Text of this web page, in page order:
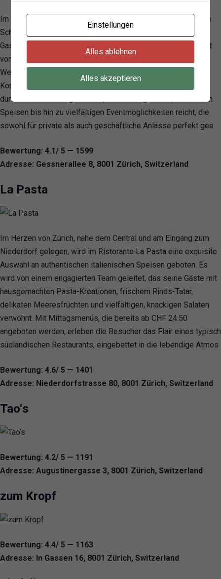
Im Herzen von Zürich, eingebettet zwischen der Sihl und dem
Schanzengraben, wird von der «Riithalle» eine einzigartige
Gastro-Kultur gelebt. Mit ihrem durchgehend warmen Angebot
von Montag bis Samstag und dem wohl schönsten Bier- &
Weingarten der Stadt hebt sich das Lokal deutlich von der
Konkurrenz ab. Die «Riithalle» und ihre Partner zeichnen sich
durch ein breites Angebot aus, das von regionalen, saisonalen
Speisen bis hin zu vielfältigen Eventmöglichkeiten reicht, die
sowohl für private als auch geschäftliche Anlässe perfekt gee
Bewertung: 4.1/ 5 — 1599
Adresse: Gessnerallee 8, 8001 Zürich, Switzerland
La Pasta
Im Herzen von Zürich, nahe dem Central und am Eingang zum
Niederdorf gelegen, wird im Ristorante La Pasta eine exquisite
Auswahl an authentischen italienischen Speisen geboten. Es
wird von einem engagierten Team geleitet, das seine Gäste mit
hausgemachten Pasta-Kreationen, frischem Rinds-Tatar,
delikaten Meeresfrüchten und vielfältigen, knackigen Salaten
verwöhnt. Mit Mittagsmenüs, die bereits ab CHF 24.50
angeboten werden, erleben die Besucher das Flair eines typisch
südländischen Restaurants, eingebettet in die lebendige Atmos
Bewertung: 4.6/ 5 — 1401
Adresse: Niederdorfstrasse 80, 8001 Zürich, Switzerland
Tao‘s
Bewertung: 4.2/ 5 — 1191
Adresse: Augustinergasse 3, 8001 Zürich, Switzerland
zum Kropf
Bewertung: 4.4/ 5 — 1163
Adresse: In Gassen 16, 8001 Zürich, Switzerland
Einstellungen
Alles ablehnen
Alles akzeptieren